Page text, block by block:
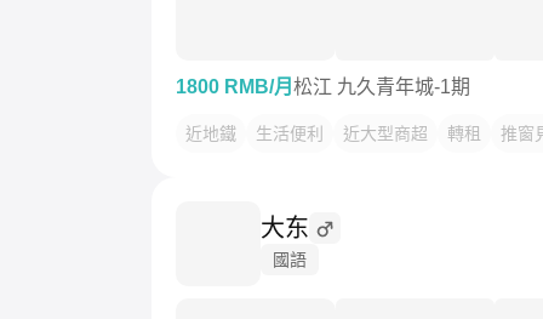
1800 RMB/月 松江 九久青年城-1期
近地鐵 生活便利 近大型商超 轉租 推窗
大东
國語